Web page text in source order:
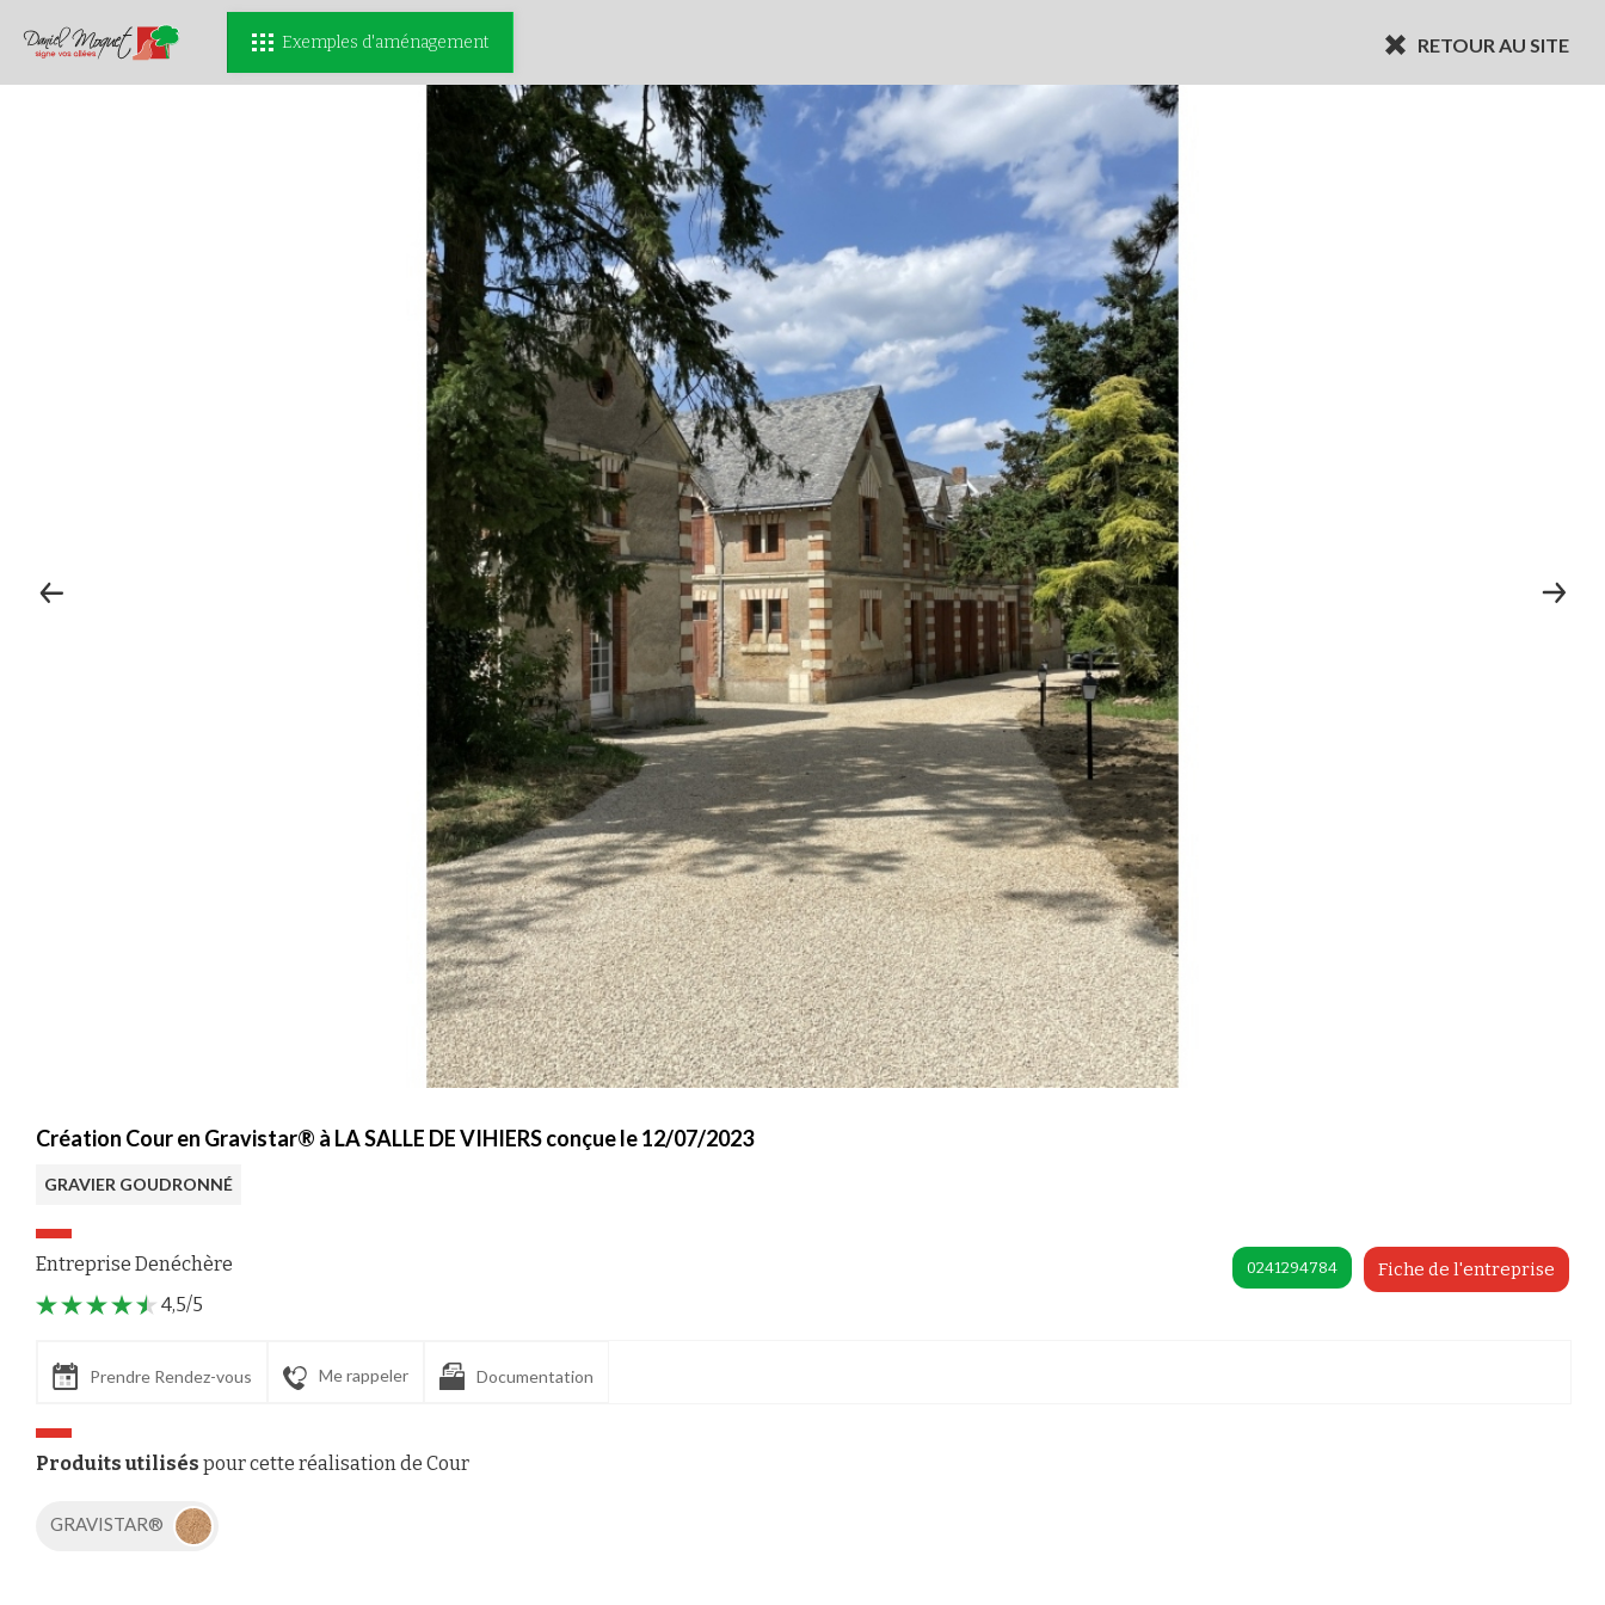
RETOUR AU SITE
Exemples d'aménagement
Création Cour en Gravistar® à LA SALLE DE VIHIERS conçue le 12/07/2023
GRAVIER GOUDRONNÉ
Entreprise Denéchère Fiche de l'entreprise
0241294784
4,5/5
Prendre Rendez-vous Me rappeler Documentation
Produits utilisés pour cette réalisation de Cour
GRAVISTAR®